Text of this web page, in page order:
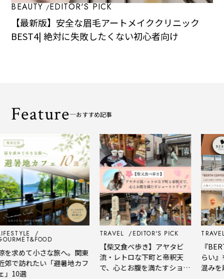
BEAUTY EDITOR'S PICK
【最新版】安全な眉毛アートメイククリニック
BEST4| 絶対に失敗したくない初心者向け
Feature おすすめ記事
を求めて小さな旅へ。関東
郊で訪れたい「避暑地カフ
」10選
TRAVEL EDITOR'S PICK
【柴又食べ歩き】アヤタビ
流・レトロな下町と帝釈天
で、心とお腹を満たすショー
TRAVEL
『
らい
混みを